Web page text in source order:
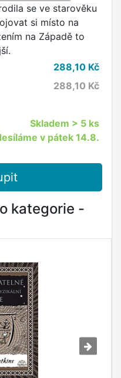
se ve starověku
si místo na
na Západě to
288,10 Kč
288,10 Kč
Skladem > 5 ks
v pátek 14.8.
kategorie -